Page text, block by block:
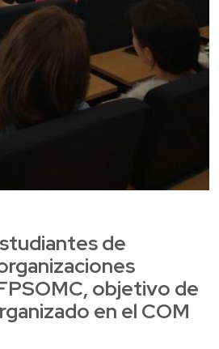
de
objetivo de
en el COM